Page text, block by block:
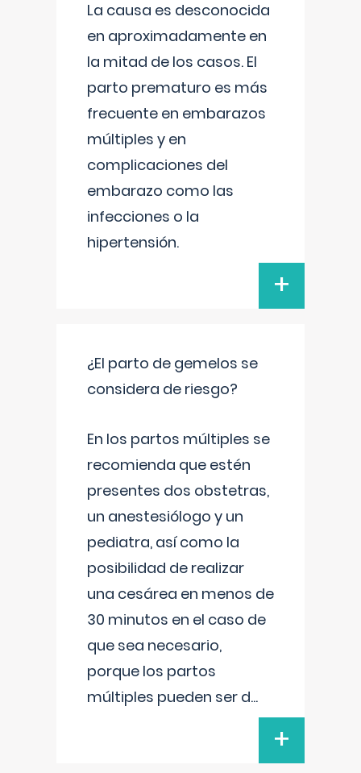
La causa es desconocida
en aproximadamente en
la mitad de los casos. El
parto prematuro es más
frecuente en embarazos
múltiples y en
complicaciones del
embarazo como las
infecciones o la
hipertensión.
+
¿El parto de gemelos se
considera de riesgo?
En los partos múltiples se
recomienda que estén
presentes dos obstetras,
un anestesiólogo y un
pediatra, así como la
posibilidad de realizar
una cesárea en menos de
30 minutos en el caso de
que sea necesario,
porque los partos
múltiples pueden ser d...
+